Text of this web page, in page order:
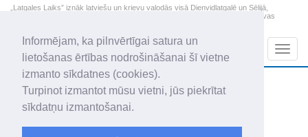
Informējam, ka pilnvērtīgai satura un
lietošanas ērtības nodrošināšanai šī vietne
izmanto sīkdatnes (cookies).
Turpinot izmantot mūsu vietni, jūs piekrītat
sīkdatņu izmantošanai.
„Latgales Laiks” iznāk latviešu un krievu valodās visā Dienvidlatgalē un Sēlijā,
„Latgales Laiks” latviešu valodā aptver Daugavpils valstspilsētu, Augšdaugavas
2026. gada 8. augusts
Sestdiena
Mudīte, Vladislava, Vladislavs
+17.2